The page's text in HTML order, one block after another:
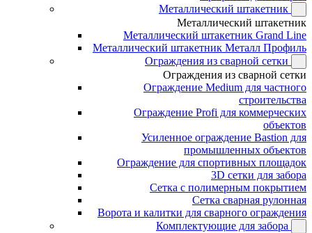
Металлический штакетник
Металлический штакетник
Металлический штакетник Grand Line
Металлический штакетник Металл Профиль
Ограждения из сварной сетки
Ограждения из сварной сетки
Ограждение Medium для частного
строительства
Ограждение Profi для коммерческих
объектов
Усиленное ограждение Bastion для
промышленных объектов
Ограждение для спортивных площадок
3D сетки для забора
Сетка с полимерным покрытием
Сетка сварная рулонная
Ворота и калитки для сварного ограждения
Комплектующие для забора